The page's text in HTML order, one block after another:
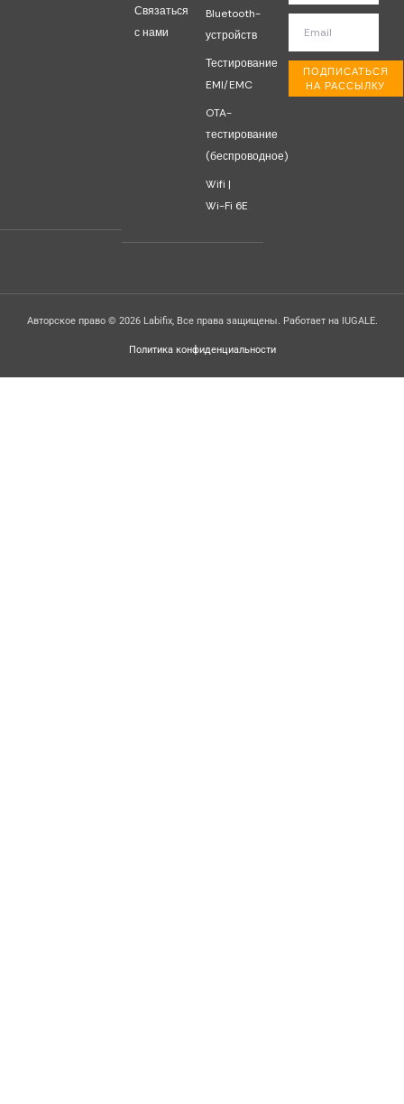
Связаться
с нами
Bluetooth-
устройств
Тестирование
EMI/EMC
OTA-
тестирование
(беспроводное)
Wifi |
Wi-Fi 6E
ПОДПИСАТЬСЯ
НА РАССЫЛКУ
Авторское право © 2026 Labifix, Все права защищены. Работает на IUGALE.
Политика конфиденциальности